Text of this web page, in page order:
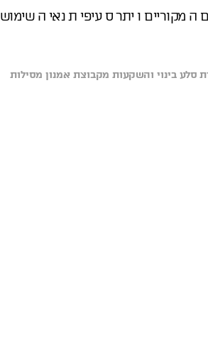
המקוריים ויתר סעיפי תנאי השימוש
סלע בינוי והשקעות מקבוצת אמנון מסילות